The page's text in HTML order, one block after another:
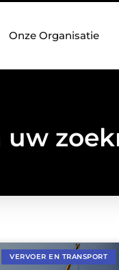
Onze Organisatie
uw
VERVOER EN TRANSPORT